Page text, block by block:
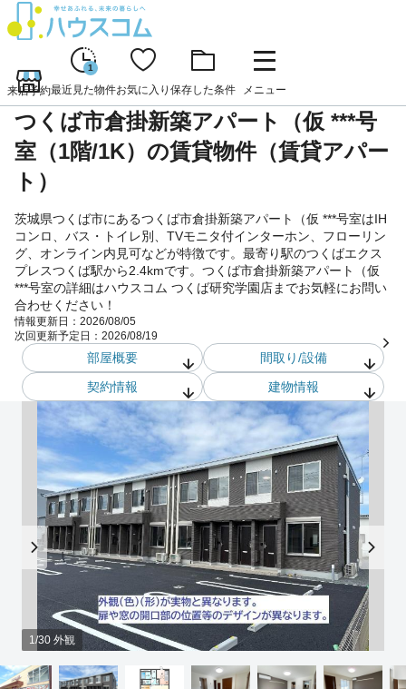
来店予約
1
最近見た物件お気に入り 保存した条件 メニュー
つくば市倉掛新築アパート（仮 ***号
室（1階/1K）の賃貸物件（賃貸アパー
ト）
茨城県つくば市にあるつくば市倉掛新築アパート（仮 ***号室はIH
コンロ、バス・トイレ別、TVモニタ付インターホン、フローリン
グ、オンライン内見可などが特徴です。最寄り駅のつくばエクス
プレスつくば駅から2.4kmです。つくば市倉掛新築アパート（仮
***号室の詳細はハウスコム つくば研究学園店までお気軽にお問い
合わせください！
情報更新日： 2026/08/05
次回更新予定日： 2026/08/19
部屋概要
間取り/設備
契約情報
建物情報
1/30 外観